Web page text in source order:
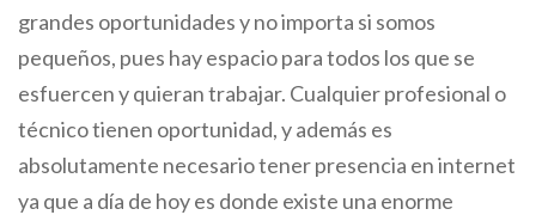
grandes oportunidades y no importa si somos
pequeños, pues hay espacio para todos los que se
esfuercen y quieran trabajar. Cualquier profesional o
técnico tienen oportunidad, y además es
absolutamente necesario tener presencia en internet
ya que a día de hoy es donde existe una enorme